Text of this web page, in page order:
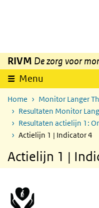
Overslaan en naar de inhoud
RIVM De zorg voor
Menu
Home
Monitor Langer
Resultaten Monitor
Resultaten actielijn 1:
Actielijn 1 | Indicator 4
Actielijn 1 |